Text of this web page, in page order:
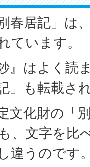
春居記」は
ています。
鈔』はよく
」も転載さ
文化財の「
、文字を比
違うのです。